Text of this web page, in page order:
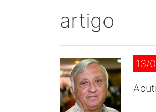
artigo
13/